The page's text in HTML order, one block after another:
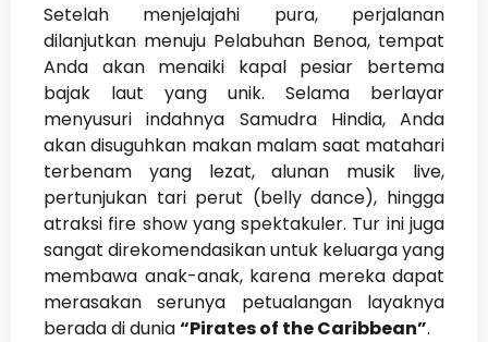
Setelah menjelajahi pura, perjalanan
dilanjutkan menuju Pelabuhan Benoa, tempat
Anda akan menaiki kapal pesiar bertema
bajak laut yang unik. Selama berlayar
menyusuri indahnya Samudra Hindia, Anda
akan disuguhkan makan malam saat matahari
terbenam yang lezat, alunan musik live,
pertunjukan tari perut (belly dance), hingga
atraksi fire show yang spektakuler. Tur ini juga
sangat direkomendasikan untuk keluarga yang
membawa anak-anak, karena mereka dapat
merasakan serunya petualangan layaknya
berada di dunia“Pirates of the Caribbean”.